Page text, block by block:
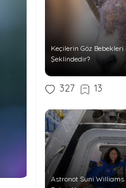
Keçilerin Göz
Şeklindedir?
327 13
Astronot Suni